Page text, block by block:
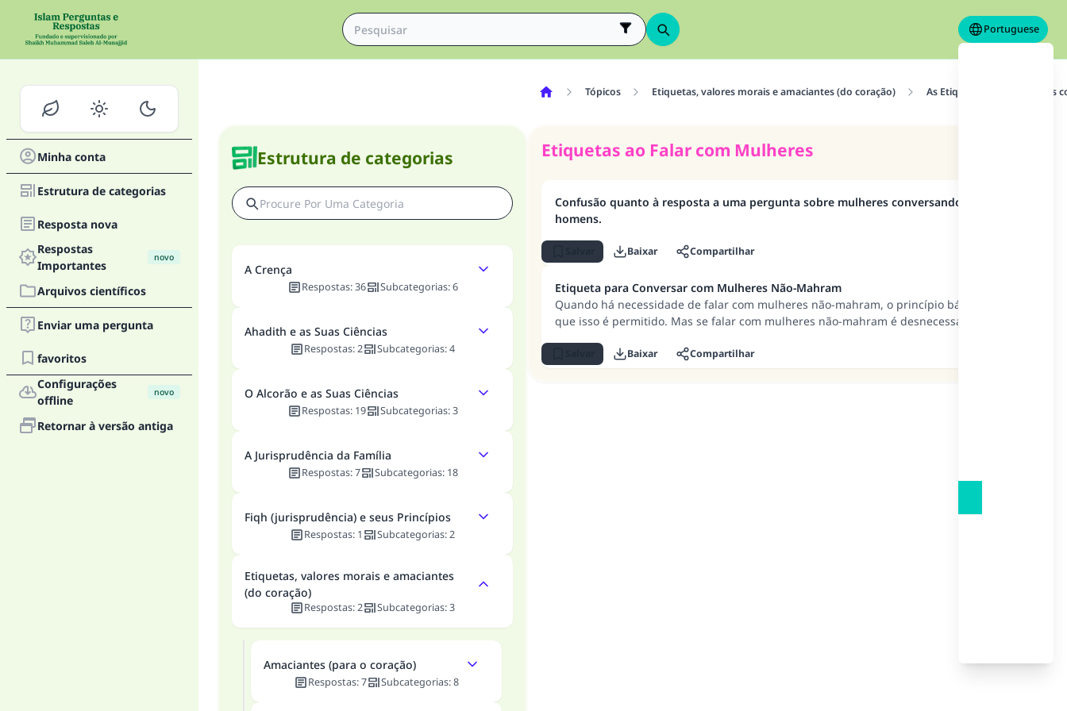
Portuguese
Minha conta
Estrutura de categorias
Resposta nova
Respostas
Importantes
novo
Arquivos científicos
Enviar uma pergunta
favoritos
Configurações
offline
novo
Retornar à versão antiga
Estrutura de categorias
A Crença
Respostas:36 Subcategorias: 6
Ahadith e as Suas Ciências
Respostas:2 Subcategorias:4
O Alcorão e as Suas Ciências
Respostas: 19 Subcategorias: 3
A Jurisprudência da Família
Respostas:7 Subcategorias: 18
Fiqh (jurisprudência) e seus Princípios
Respostas: 1 Subcategorias:2
Etiquetas, valores morais e amaciantes
(do coração)
Respostas:2 Subcategorias:3
Amaciantes (para o coração)
Respostas:7 Subcategorias:8
Tópicos Etiquetas, valores morais e amaciantes (do coração) As Etiquetas Relações
Etiquetas ao Falar com Mulheres
Confusão quanto à resposta a uma pergunta sobre mulheres conversando com
homens.
Baixar Compartilhar
Etiqueta para Conversar com Mulheres Não-Mahram
Quando há necessidade de falar com mulheres não-mahram, o princípio básico é
que isso é permitido. Mas se falar com mulheres não-mahram é desnecessário e é
Baixar Compartilhar